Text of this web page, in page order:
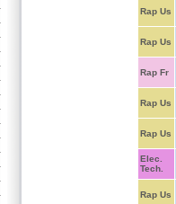
Rap Us
Rap Us
Rap Fr
Rap Us
Rap Us
Elec.
Tech.
Rap Us